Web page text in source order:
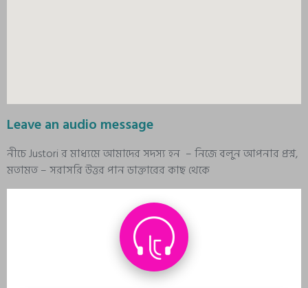
Leave an audio message
নীচে Justori র মাধ্যমে আমাদের সদস্য হন – নিজে বলুন আপনার প্রশ্ন,
মতামত – সরাসরি উত্তর পান ডাক্তারের কাছ থেকে